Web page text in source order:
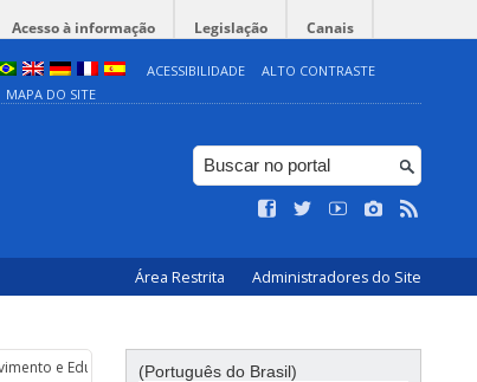
Acesso à informação Legislação Canais
ACESSIBILIDADE
ALTO CONTRASTE
MAPA DO SITE
Área Restrita Administradores do Site
e Educação (Português do Brasil)